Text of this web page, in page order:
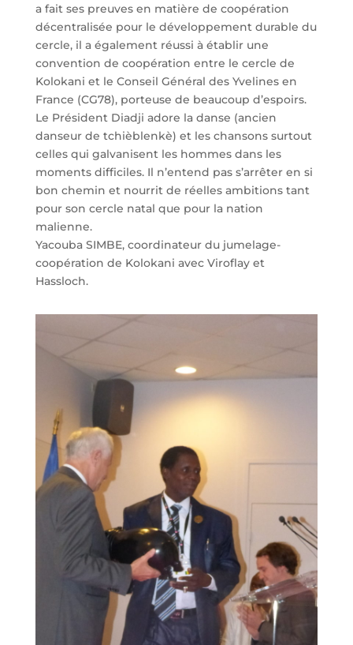
a fait ses preuves en matière de coopération
décentralisée pour le développement durable du
cercle, il a également réussi à établir une
convention de coopération entre le cercle de
Kolokani et le Conseil Général des Yvelines en
France (CG78), porteuse de beaucoup d’espoirs.
Le Président Diadji adore la danse (ancien
danseur de tchièblenkè) et les chansons surtout
celles qui galvanisent les hommes dans les
moments difficiles. Il n’entend pas s’arrêter en si
bon chemin et nourrit de réelles ambitions tant
pour son cercle natal que pour la nation
malienne.
Yacouba SIMBE, coordinateur du jumelage-
coopération de Kolokani avec Viroflay et
Hassloch.